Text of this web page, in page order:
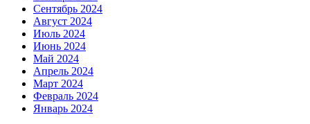
Сентябрь 2024
Август 2024
Июль 2024
Июнь 2024
Май 2024
Апрель 2024
Март 2024
Февраль 2024
Январь 2024